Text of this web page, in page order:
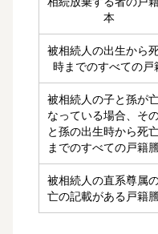
本
被相続人の出生から
時までのすべての戸
被相続人の子と孫が亡
なっている場合、そ
と孫の出生時から死
までのすべての戸籍
被相続人の直系尊属
亡の記載がある戸籍